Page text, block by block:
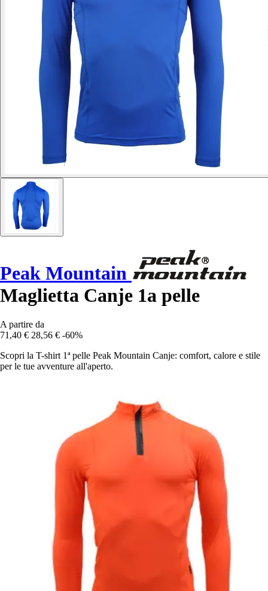
Peak Mountain
Maglietta Canje 1a pelle
A partire da
71,40 € 28,56 € -60%
Scopri la T-shirt 1ª pelle Peak Mountain Canje: comfort, calore e stile
per le tue avventure all'aperto.